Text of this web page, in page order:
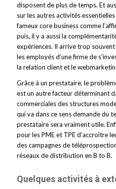
disposent de plus de temps. Et
sur les autres activités
fameux core business comme
puis, il y a aussi la
expériences. Il arrive trop
les employés d’une firme de
la relation client et le
Grâce à un prestataire, le
est un autre facteur déterminant
commerciales des structures
qui va dans ce sens demande du
prestataire sera vraiment utile.
pour les PME et TPE d’accroître
des campagnes de
réseaux de distribution en B to B.
Quelques activités à